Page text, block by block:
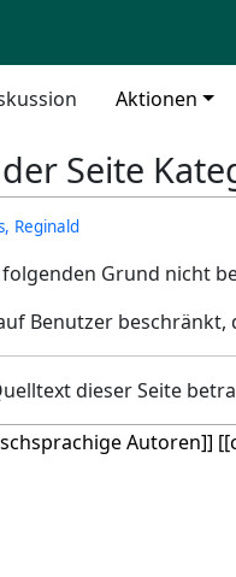
Aktionen
Seite
Reginald
Grund nicht
Benutzer beschränkt,
dieser Seite